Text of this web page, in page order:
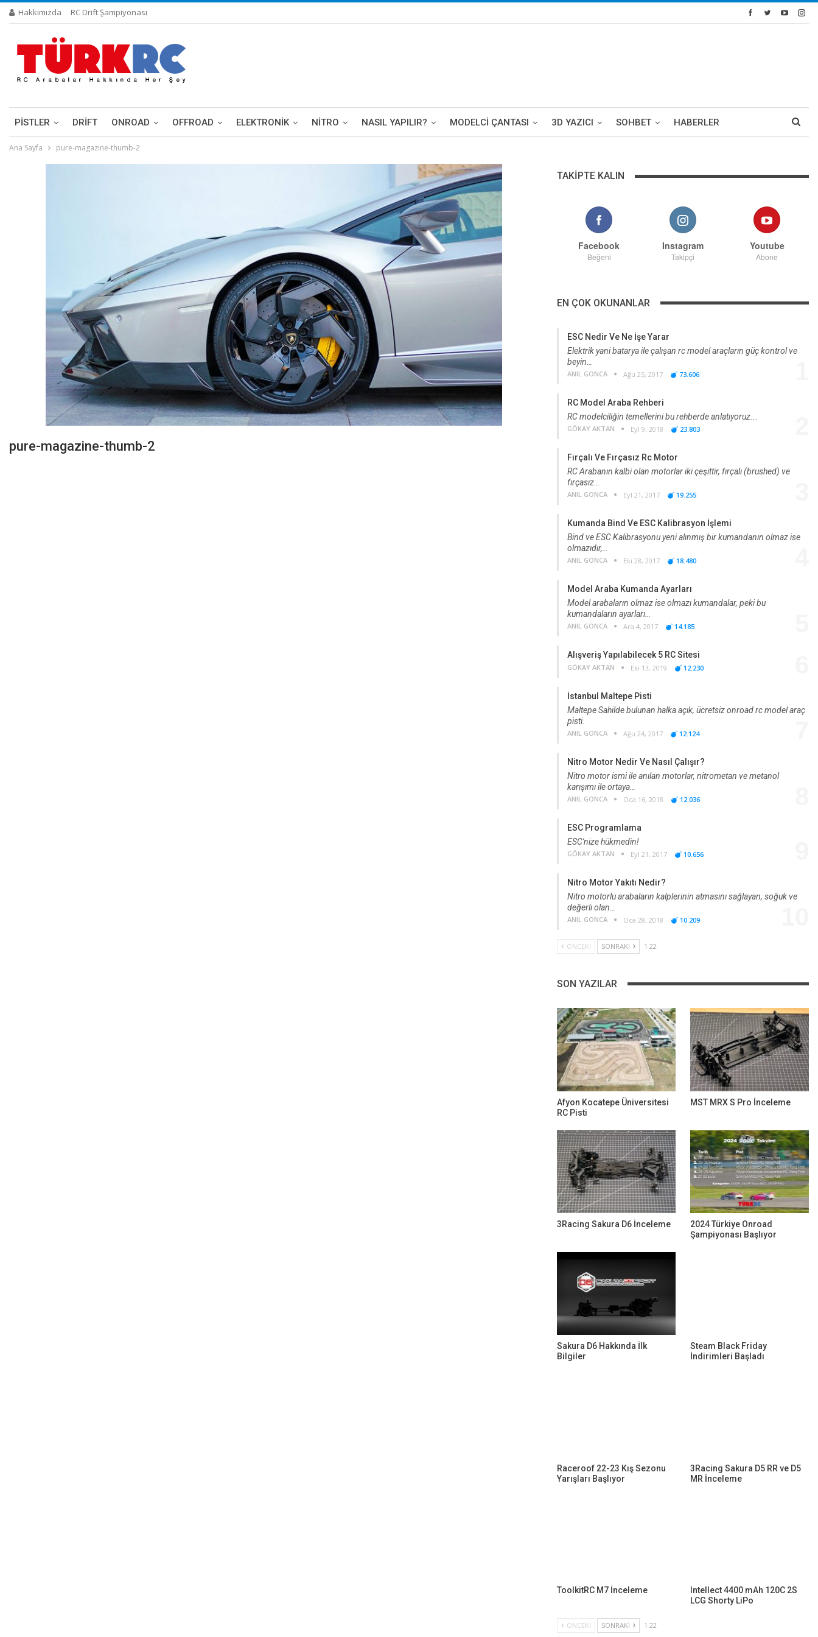
Hakkımızda RC Drift Şampiyonası
PİSTLER DRIFT ONROAD OFFROAD ELEKTRONIK NITRO NASIL YAPILIR? MODELCI ÇANTASI 3D YAZICI SOHBET HABERLER
Ana Sayfa pure-magazine-thumb-2
pure-magazine-thumb-2
TAKIPTE KALIN
Facebook
Beğeni
Instagram
Takipçi
Youtube
Abone
EN ÇOK OKUNANLAR
ESC Nedir Ve Ne İşe Yarar
Elektrik yani batarya ile çalışan rc model araçların güç kontrol ve
beyin…
ANIL GONCA Ağu 25, 2017 73.606
RC Model Araba Rehberi
RC modelciliğin temellerini bu rehberde anlatıyoruz...
GÖKAY AKTAN Eyl 9, 2018 23.803
Fırçalı Ve Fırçasız Rc Motor
RC Arabanın kalbi olan motorlar iki çeşittir, fırçalı (brushed) ve
fırçasız…
ANIL GONCA Eyl 21, 2017 19.255
Kumanda Bind Ve ESC Kalibrasyon İşlemi
Bind ve ESC Kalibrasyonu yeni alınmış bir kumandanın olmaz ise
olmazıdır,…
ANIL GONCA Eki 28, 2017 18.480
Model Araba Kumanda Ayarları
Model arabaların olmaz ise olmazı kumandalar, peki bu
kumandaların ayarları…
ANIL GONCA Ara 4, 2017 14.185
Alışveriş Yapılabilecek 5 RC Sitesi
GÖKAY AKTAN Eki 13, 2019 12.230
İstanbul Maltepe Pisti
Maltepe Sahilde bulunan halka açık, ücretsiz onroad rc model araç
pisti.
ANIL GONCA Ağu 24, 2017 12.124
Nitro Motor Nedir Ve Nasıl Çalışır?
Nitro motor ismi ile anılan motorlar, nitrometan ve metanol
karışımı ile ortaya…
ANIL GONCA Oca 16, 2018 12.036
ESC Programlama
ESC'nize hükmedin!
GÖKAY AKTAN Eyl 21, 2017 10.656
Nitro Motor Yakıtı Nedir?
Nitro motorlu arabaların kalplerinin atmasını sağlayan, soğuk ve
değerli olan…
ANIL GONCA Oca 28, 2018 10.209
ÖNCEKI SONRAKI 1 22
SON YAZILAR
Afyon Kocatepe Üniversitesi
RC Pisti
MST MRX S Pro İnceleme
3Racing Sakura D6 İnceleme
2024 Türkiye Onroad
Şampiyonası Başlıyor
Sakura D6 Hakkında İlk
Bilgiler
Steam Black Friday
İndirimleri Başladı
Raceroof 22-23 Kış Sezonu
Yarışları Başlıyor
3Racing Sakura D5 RR ve D5
MR İnceleme
ToolkitRC M7 İnceleme
Intellect 4400 mAh 120C 2S
LCG Shorty LiPo
ÖNCEKI SONRAKI 1 22